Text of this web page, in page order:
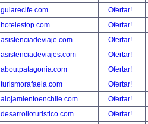
guiarecife.com
Ofertar!
hotelestop.com
Ofertar!
asistenciadeviaje.com
Ofertar!
asistenciadeviajes.com
Ofertar!
aboutpatagonia.com
Ofertar!
turismorafaela.com
Ofertar!
alojamientoenchile.com
Ofertar!
desarrolloturistico.com
Ofertar!